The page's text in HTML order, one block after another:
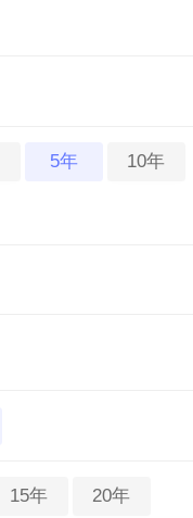
5年 10年
15年 20年